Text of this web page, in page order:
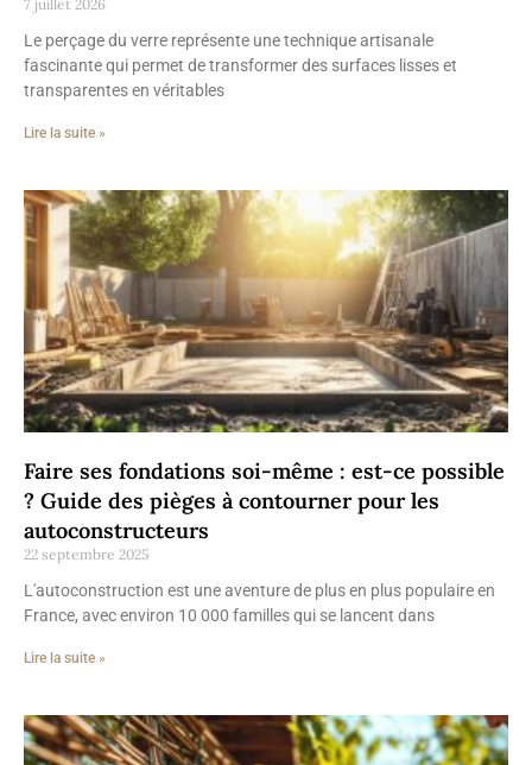
7 juillet 2026
Le perçage du verre représente une technique artisanale
fascinante qui permet de transformer des surfaces lisses et
transparentes en véritables
Lire la suite »
Faire ses fondations soi-même : est-ce possible
? Guide des pièges à contourner pour les
autoconstructeurs
22 septembre 2025
L'autoconstruction est une aventure de plus en plus populaire en
France, avec environ 10 000 familles qui se lancent dans
Lire la suite »